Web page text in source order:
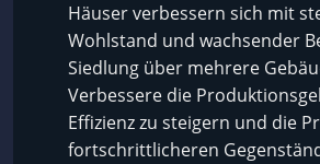
Häuser verbessern sich mit
Wohlstand und wachsender
Siedlung über mehrere
Verbessere die
Effizienz zu steigern und die
fortschrittlicheren